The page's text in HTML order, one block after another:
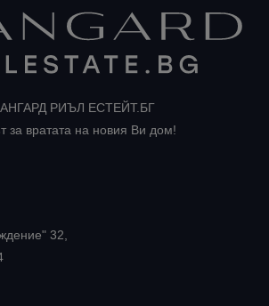
РИЪЛ ЕСТЕЙТ.БГ
за вратата на новия Ви дом!
32,